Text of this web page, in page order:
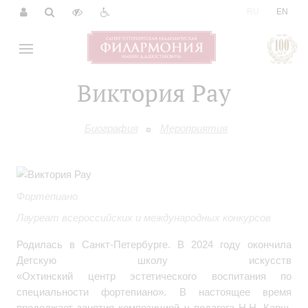
EN
Виктория Рау
Биография Мероприятия
Фортепиано
Лауреат всероссийских и международных конкурсов
Родилась в Санкт-Петербурге. В 2024 году окончила
Детскую школу искусств
«Охтинский центр эстетического воспитания по
специальности фортепиано». В настоящее время